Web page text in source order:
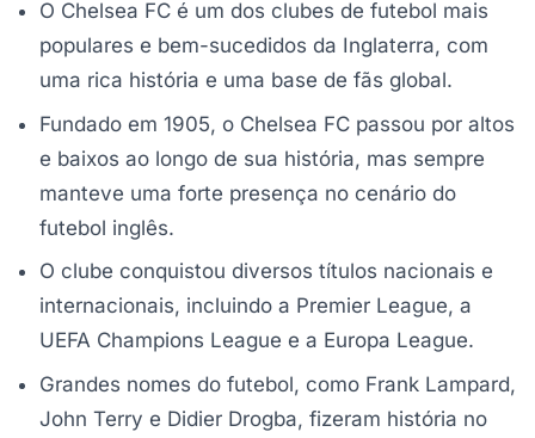
O Chelsea FC é um dos clubes de futebol mais
populares e bem-sucedidos da Inglaterra, com
uma rica história e uma base de fãs global.
Fundado em 1905, o Chelsea FC passou por altos
e baixos ao longo de sua história, mas sempre
manteve uma forte presença no cenário do
futebol inglês.
O clube conquistou diversos títulos nacionais e
internacionais, incluindo a Premier League, a
UEFA Champions League e a Europa League.
Grandes nomes do futebol, como Frank Lampard,
John Terry e Didier Drogba, fizeram história no